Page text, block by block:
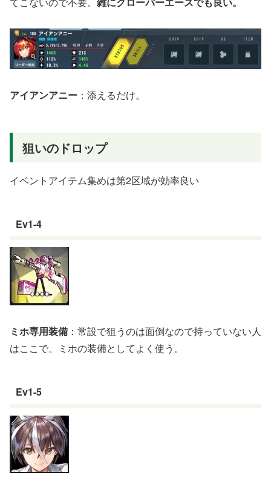
アイアンアニー ：添えるだけ。
狙いのドロップ
イベントアイテム集めは第2区域が効率良い
Ev1-4
ミホ専用装備 ：常設で狙うのは面倒なので持っていない人
はここで。ミホの装備としてよく使う。
Ev1-5